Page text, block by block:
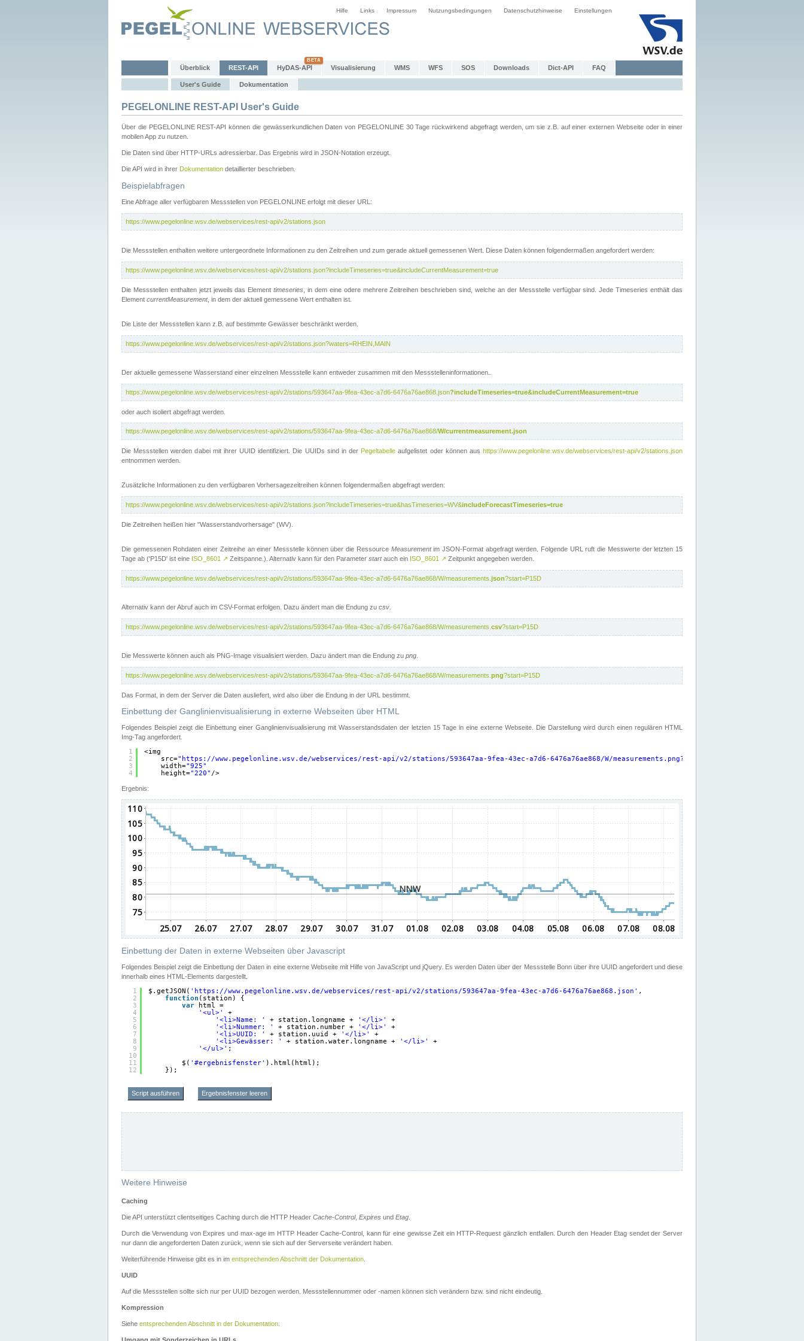
Hilfe Links Impressum Nutzungsbedingungen Datenschutzhinweise Einstellungen
Überblick REST-API HyDAS-API Visualisierung WMS WFS SOS Downloads Dict-API FAQ
User's Guide Dokumentation
PEGELONLINE REST-API User's Guide
Über die PEGELONLINE REST-API können die gewässerkundlichen Daten von PEGELONLINE 30 Tage rückwirkend abgefragt werden, um sie z.B. auf einer externen Webseite oder in einer
mobilen App zu nutzen.
Die Daten sind über HTTP-URLs adressierbar. Das Ergebnis wird in JSON-Notation erzeugt.
Die API wird in ihrer Dokumentation detaillierter beschrieben.
Beispielabfragen
Eine Abfrage aller verfügbaren Messstellen von PEGELONLINE erfolgt mit dieser URL:
https://www.pegelonline.wsv.de/webservices/rest-api/v2/stations.json
Die Messstellen enthalten weitere untergeordnete Informationen zu den Zeitreihen und zum gerade aktuell gemessenen Wert. Diese Daten können folgendermaßen angefordert werden:
https://www.pegelonline.wsv.de/webservices/rest-api/v2/stations.json?includeTimeseries=true&includeCurrentMeasurement=true
Die Messstellen enthalten jetzt jeweils das Elementtimeseries , in dem eine odere mehrere Zeitreihen beschrieben sind, welche an der Messstelle verfügbar sind. Jede Timeseries enthält das
Element currentMeasurement, in dem der aktuell gemessene Wert enthalten ist.
Die Liste der Messstellen kann z.B. auf bestimmte Gewässer beschränkt werden.
https://www.pegelonline.wsv.de/webservices/rest-api/v2/stations.json?waters=RHEIN,MAIN
Der aktuelle gemessene Wasserstand einer einzelnen Messstelle kann entweder zusammen mit den Messstelleninformationen..
https://www.pegelonline.wsv.de/webservices/rest-api/v2/stations/593647aa-9fea-43ec-a7d6-6476a76ae868.json?includeTimeseries=true&includeCurrentMeasurement=true
oder auch isoliert abgefragt werden.
https://www.pegelonline.wsv.de/webservices/rest-api/v2/stations/593647aa-9fea-43ec-a7d6-6476a76ae868/W/currentmeasurement.json
Die Messstellen werden dabei mit ihrer UUID identifiziert. Die UUIDs sind in der Pegeltabelle aufgelistet oder können aushttps://www.pegelonline.wsv.de/webservices/rest-api/v2/stations.json
entnommen werden.
Zusätzliche Informationen zu den verfügbaren Vorhersagezeitreihen können folgendermaßen abgefragt werden:
https://www.pegelonline.wsv.de/webservices/rest-api/v2/stations.json?includeTimeseries=true&hasTimeseries=WV&includeForecastTimeseries=true
Die Zeitreihen heißen hier "Wasserstandvorhersage" (WV).
Die gemessenen Rohdaten einer Zeitreihe an einer Messstelle können über die Ressource Measurementim JSON-Format abgefragt werden. Folgende URL ruft die Messwerte der letzten 15
Tage ab ('P15D' ist eine ISO_8601 ↗ Zeitspanne.). Alternativ kann für den Parameter startauch ein ISO_8601 ↗ Zeitpunkt angegeben werden.
https://www.pegelonline.wsv.de/webservices/rest-api/v2/stations/593647aa-9fea-43ec-a7d6-6476a76ae868/W/measurements. json?start=P15D
Alternativ kann der Abruf auch im CSV-Format erfolgen. Dazu ändert man die Endung zu csv
https://www.pegelonline.wsv.de/webservices/rest-api/v2/stations/593647aa-9fea-43ec-a7d6-6476a76ae868/W/measurements. csv?start=P15D
Die Messwerte können auch als PNG-Image visualisiert werden. Dazu ändert man die Endung zu png
https://www.pegelonline.wsv.de/webservices/rest-api/v2/stations/593647aa-9fea-43ec-a7d6-6476a76ae868/W/measurements. png?start=P15D
Das Format, in dem der Server die Daten ausliefert, wird also über die Endung in der URL bestimmt.
Einbettung der Ganglinienvisualisierung in externe Webseiten über HTML
Folgendes Beispiel zeigt die Einbettung einer Ganglinienvisualisierung mit Wasserstandsdaten der letzten 15 Tage in eine externe Webseite. Die Darstellung wird durch einen regulären HTML
Img-Tag angefordert.
1
2
3
4
<img
src=" https://www.pegelonline.wsv.de/webservices/rest-api/v2/stations/593647aa-9fea-43ec-a7d6-6476a76ae868/W/
width="925"
height="220" />
Ergebnis:
Einbettung der Daten in externe Webseiten über Javascript
Folgendes Beispiel zeigt die Einbettung der Daten in eine externe Webseite mit Hilfe von JavaScript und jQuery. Es werden Daten über der Messstelle Bonn über ihre UUID angefordert und diese
innerhalb eines HTML-Elements dargestellt.
1
2
3
4
5
6
7
8
9
10
11
12
$.getJSON( ' https://www.pegelonline.wsv.de/webservices/rest-api/v2/stations/593647aa-9fea-43ec-a7d6-6476a76ae868.json ' ,
function (station) {
var
html =
'<ul>'
+
'<li>Name: '
+ station.longname + '</li>'
+
'<li>Nummer: '
+ station.number + '</li>'
+
'<li>UUID: '
+ station.uuid + '</li>'
+
'<li>Gewässer: '
+ station.water.longname + '</li>'
+
'</ul>' ;
$( '#ergebnisfenster' ).html(html);
});
Script ausführen Ergebnisfenster leeren
Weitere Hinweise
Caching
Die API unterstützt clientseitiges Caching durch die HTTP Header Cache-Control, Expires und Etag.
Durch die Verwendung von Expires und max-age im HTTP Header Cache-Control, kann für eine gewisse Zeit ein HTTP-Request gänzlich entfallen. Durch den Header Etag sendet der Server
nur dann die angeforderten Daten zurück, wenn sie sich auf der Serverseite verändert haben.
Weiterführende Hinweise gibt es in im entsprechenden Abschnitt der Dokumentation.
UUID
Auf die Messstellen sollte sich nur per UUID bezogen werden. Messstellennummer oder -namen können sich verändern bzw. sind nicht eindeutig.
Kompression
Siehe entsprechenden Abschnitt in der Dokumentation.